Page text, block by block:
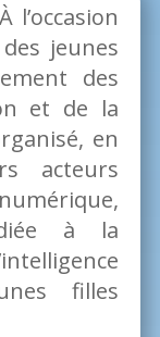
l’occasion
jeunes
des
et de la
en
acteurs
à la
filles